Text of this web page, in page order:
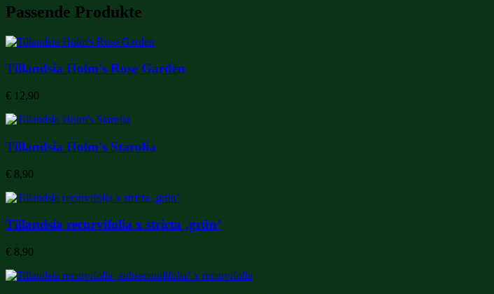
Passende Produkte
Tillandsia Holm's Rose Garden
€ 12,90
Tillandsia Holm's Starolia
€ 8,90
Tillandsia recurvifolia x stricta ‚grün’
€ 8,90